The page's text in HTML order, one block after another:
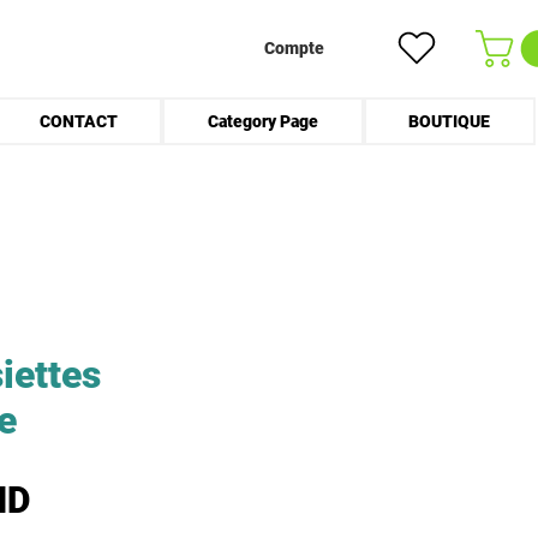
Compte
CONTACT Category Page BOUTIQUE
Prix